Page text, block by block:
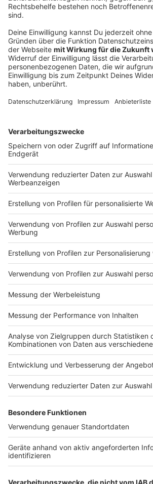
(Oberbilk): Informationsabend für
Gesamtschule Stettiner Straße,
(Garath): Informationsabend am
19.01.2026, 19 Uhr
Marie-Curie-Gymnasium,
(Gerresheim): Informationsabend
Realschule Friedrichstadt,
Eltern am Dienstag, 20.01.2026,
Comenius-Gymnasium, Hansaallee
(Oberkassel):
Dienstag, 20.01.2026 um 19 Uhr
Leibniz-Montessori-Gymnasium,
(Pempelfort): Informationsabend
27.01.2026, 19 Uhr in der Mens
Wim-Wenders-Gymnasium,
(Oberbilk): Infoveranstaltung für
am Dienstag, 27.01.2026, 19 Uhr
Anzeige
Weitere Infos und Links zum
Die Meldung der Stadt
Übersicht über Schulen in Düsseldorf
Anzeige
Folge uns für mehr News &